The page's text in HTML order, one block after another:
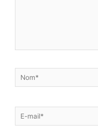
Nom*
E-
mail*